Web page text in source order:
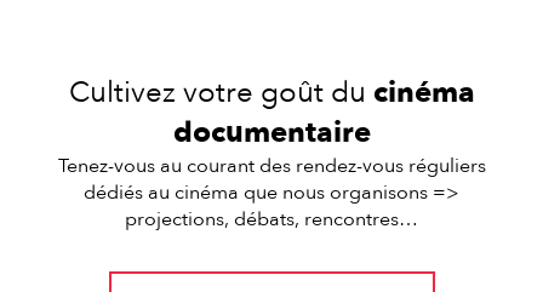
Cultivez votre goût du cinéma
documentaire
Tenez-vous au courant des rendez-vous réguliers
dédiés au cinéma que nous organisons =>
projections, débats, rencontres…